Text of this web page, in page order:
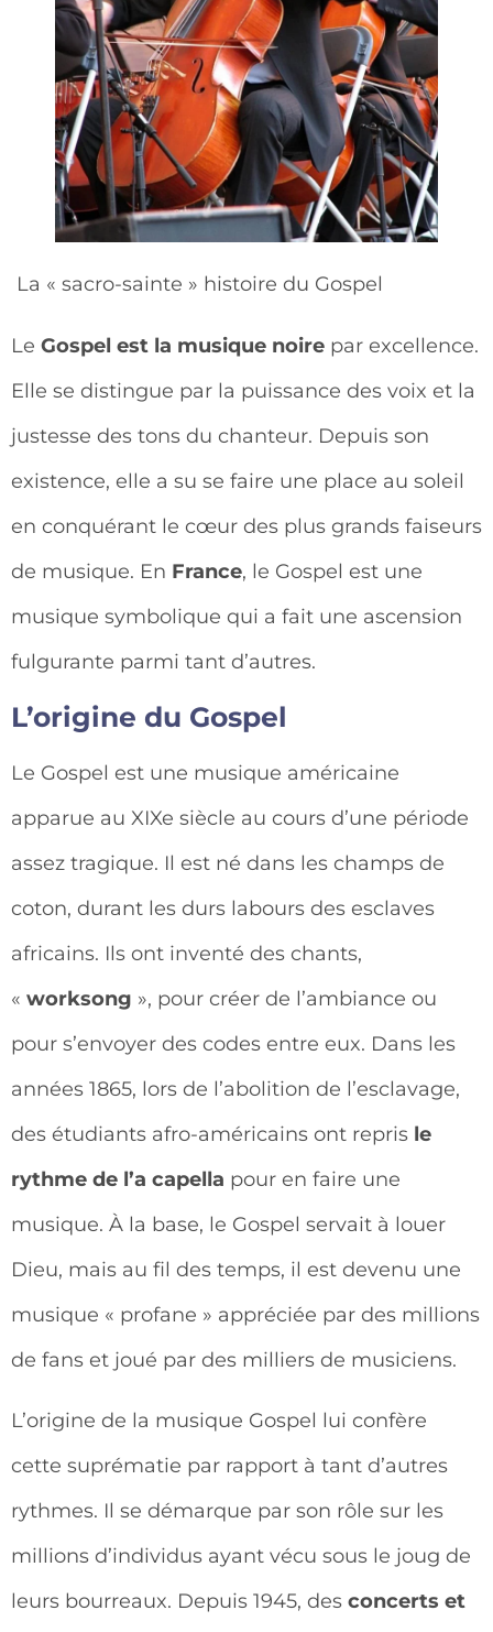
La « sacro-sainte » histoire du Gospel
Le Gospel est la musique noire par excellence.
Elle se distingue par la puissance des voix et la
justesse des tons du chanteur. Depuis son
existence, elle a su se faire une place au soleil
en conquérant le cœur des plus grands faiseurs
de musique. En France, le Gospel est une
musique symbolique qui a fait une ascension
fulgurante parmi tant d’autres.
L’origine du Gospel
Le Gospel est une musique américaine
apparue au XIXe siècle au cours d’une période
assez tragique. Il est né dans les champs de
coton, durant les durs labours des esclaves
africains. Ils ont inventé des chants,
« worksong », pour créer de l’ambiance ou
pour s’envoyer des codes entre eux. Dans les
années 1865, lors de l’abolition de l’esclavage,
des étudiants afro-américains ont repris le
rythme de l’a capella pour en faire une
musique. À la base, le Gospel servait à louer
Dieu, mais au fil des temps, il est devenu une
musique « profane » appréciée par des millions
de fans et joué par des milliers de musiciens.
L’origine de la musique Gospel lui confère
cette suprématie par rapport à tant d’autres
rythmes. Il se démarque par son rôle sur les
millions d’individus ayant vécu sous le joug de
leurs bourreaux. Depuis 1945, des concerts et